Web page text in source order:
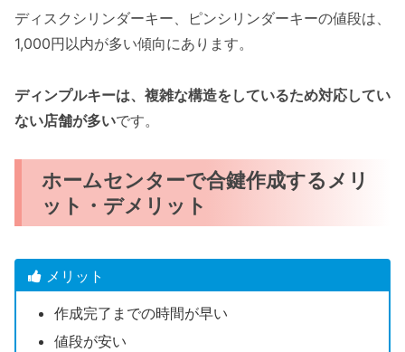
ディスクシリンダーキー、ピンシリンダーキーの値段は、
1,000円以内が多い傾向にあります。
ディンプルキーは、複雑な構造をしているため対応してい
ない店舗が多いです。
ホームセンターで合鍵作成するメリ
ット・デメリット
メリット
作成完了までの時間が早い
値段が安い